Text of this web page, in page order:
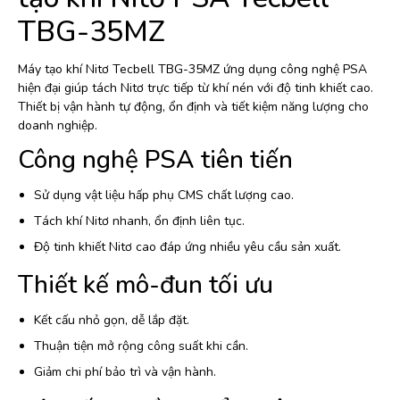
TBG-35MZ
Máy tạo khí Nitơ Tecbell TBG-35MZ ứng dụng công nghệ PSA
hiện đại giúp tách Nitơ trực tiếp từ khí nén với độ tinh khiết cao.
Thiết bị vận hành tự động, ổn định và tiết kiệm năng lượng cho
doanh nghiệp.
Công nghệ PSA tiên tiến
Sử dụng vật liệu hấp phụ CMS chất lượng cao.
Tách khí Nitơ nhanh, ổn định liên tục.
Độ tinh khiết Nitơ cao đáp ứng nhiều yêu cầu sản xuất.
Thiết kế mô-đun tối ưu
Kết cấu nhỏ gọn, dễ lắp đặt.
Thuận tiện mở rộng công suất khi cần.
Giảm chi phí bảo trì và vận hành.